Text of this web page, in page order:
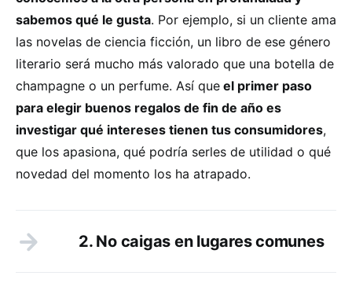
sabemos qué le gusta. Por ejemplo, si un cliente ama
las novelas de ciencia ficción, un libro de ese género
literario será mucho más valorado que una botella de
champagne o un perfume. Así que el primer paso
para elegir buenos regalos de fin de año es
investigar qué intereses tienen tus consumidores,
que los apasiona, qué podría serles de utilidad o qué
novedad del momento los ha atrapado.
2. No caigas en lugares comunes